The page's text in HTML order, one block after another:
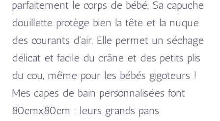
parfaitement le corps de bébé. Sa capuche
douillette protège bien la tête et la nuque
des courants d’air. Elle permet un séchage
délicat et facile du crâne et des petits plis
du cou, même pour les bébés gigoteurs !
Mes capes de bain personnalisées font
80cmx80cm : leurs grands pans